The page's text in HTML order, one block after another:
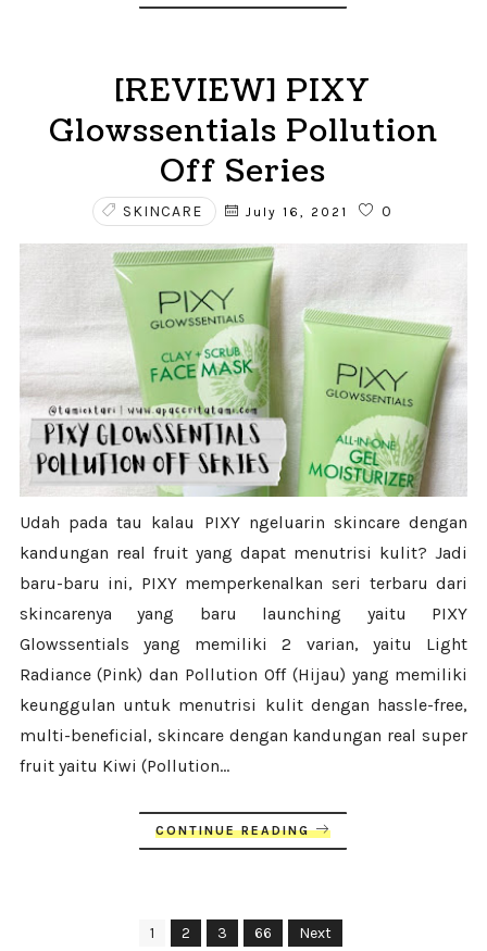
[REVIEW] PIXY
Glowssentials Pollution
Off Series
SKINCARE July 16, 2021 0
Udah pada tau kalau PIXY ngeluarin skincare dengan
kandungan real fruit yang dapat menutrisi kulit? Jadi
baru-baru ini, PIXY memperkenalkan seri terbaru dari
skincarenya yang baru launching yaitu PIXY
Glowssentials yang memiliki 2 varian, yaitu Light
Radiance (Pink) dan Pollution Off (Hijau) yang memiliki
keunggulan untuk menutrisi kulit dengan hassle-free,
multi-beneficial, skincare dengan kandungan real super
fruit yaitu Kiwi (Pollution...
CONTINUE READING
1 2 3 66 Next